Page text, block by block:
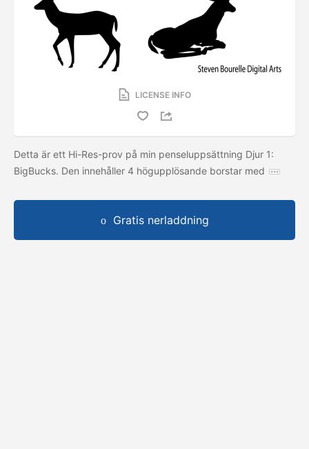
LICENSE INFO
Detta är ett Hi-Res-prov på min penseluppsättning Djur 1:
BigBucks. Den innehåller 4 högupplösande borstar med
Gratis nerladdning